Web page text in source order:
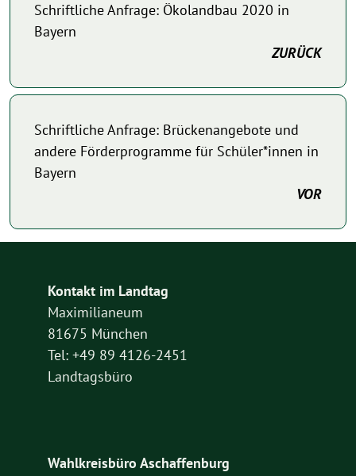
Schriftliche Anfrage: Ökolandbau 2020 in
Bayern
ZURÜCK
Schriftliche Anfrage: Brückenangebote und
andere Förderprogramme für Schüler*innen in
Bayern
VOR
Kontakt im Landtag
Maximilianeum
81675 München
Tel: +49 89 4126-2451
Landtagsbüro
Wahlkreisbüro Aschaffenburg